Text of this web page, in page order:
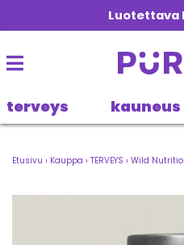
Luotettava
terveys kauneus
Etusivu › Kauppa › TERVEYS › Wild